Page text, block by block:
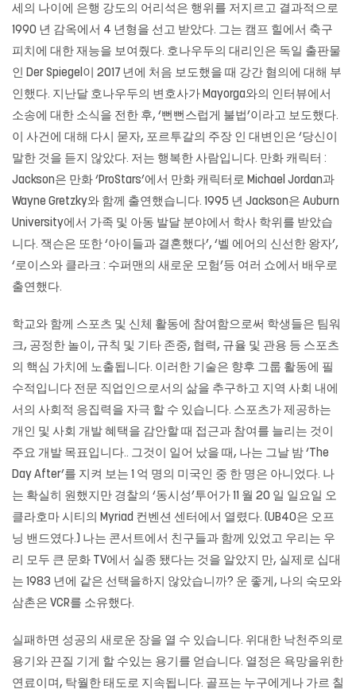
세의 나이에 은행 강도의 어리석은 행위를 저지르고 결과적으로
1990 년 감옥에서 4 년형을 선고 받았다. 그는 캠프 힐에서 축구
피치에 대한 재능을 보여줬다. 호나우두의 대리인은 독일 출판물
인 Der Spiegel이 2017 년에 처음 보도했을 때 강간 혐의에 대해 부
인했다. 지난달 호나우두의 변호사가 Mayorga와의 인터뷰에서
소송에 대한 소식을 전한 후, ‘뻔뻔스럽게 불법’이라고 보도했다.
이 사건에 대해 다시 묻자, 포르투갈의 주장 인 대변인은 ‘당신이
말한 것을 듣지 않았다. 저는 행복한 사람입니다. 만화 캐릭터 :
Jackson은 만화 ‘ProStars’에서 만화 캐릭터로 Michael Jordan과
Wayne Gretzky와 함께 출연했습니다. 1995 년 Jackson은 Auburn
University에서 가족 및 아동 발달 분야에서 학사 학위를 받았습
니다. 잭슨은 또한 ‘아이들과 결혼했다’, ‘벨 에어의 신선한 왕자’,
‘로이스와 클라크 : 수퍼맨의 새로운 모험’등 여러 쇼에서 배우로
출연했다.
학교와 함께 스포츠 및 신체 활동에 참여함으로써 학생들은 팀워
크, 공정한 놀이, 규칙 및 기타 존중, 협력, 규율 및 관용 등 스포츠
의 핵심 가치에 노출됩니다. 이러한 기술은 향후 그룹 활동에 필
수적입니다 전문 직업인으로서의 삶을 추구하고 지역 사회 내에
서의 사회적 응집력을 자극 할 수 있습니다. 스포츠가 제공하는
개인 및 사회 개발 혜택을 감안할 때 접근과 참여를 늘리는 것이
주요 개발 목표입니다.. 그것이 일어 났을 때, 나는 그날 밤 ‘The
Day After’를 지켜 보는 1 억 명의 미국인 중 한 명은 아니었다. 나
는 확실히 원했지만 경찰의 ‘동시성’투어가 11 월 20 일 일요일 오
클라호마 시티의 Myriad 컨벤션 센터에서 열렸다. (UB40은 오프
닝 밴드였다.) 나는 콘서트에서 친구들과 함께 있었고 우리는 우
리 모두 큰 문화 TV에서 실종 됐다는 것을 알았지 만, 실제로 십대
는 1983 년에 같은 선택을하지 않았습니까? 운 좋게, 나의 숙모와
삼촌은 VCR를 소유했다.
실패하면 성공의 새로운 장을 열 수 있습니다. 위대한 낙천주의로
용기와 끈질 기게 할 수있는 용기를 얻습니다. 열정은 욕망을위한
연료이며, 탁월한 태도로 지속됩니다. 골프는 누구에게나 가르 칠